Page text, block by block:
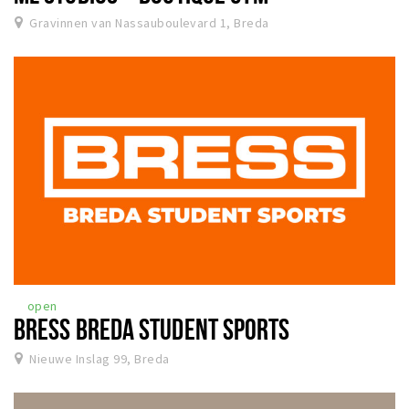
Gravinnen van Nassauboulevard 1, Breda
open
BRESS BREDA STUDENT SPORTS
Nieuwe Inslag 99, Breda